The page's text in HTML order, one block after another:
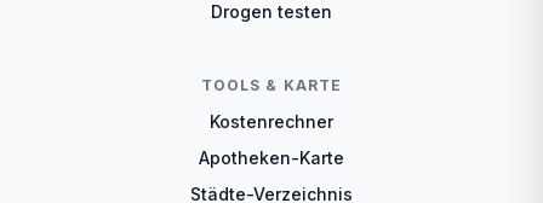
Drogen testen
TOOLS & KARTE
Kostenrechner
Apotheken-Karte
Städte-Verzeichnis